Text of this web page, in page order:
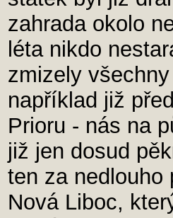
zahrada okolo
léta nikdo
zmizely
například již
Prioru - nás na
již jen dosud
ten za nedlouho
Nová Liboc,